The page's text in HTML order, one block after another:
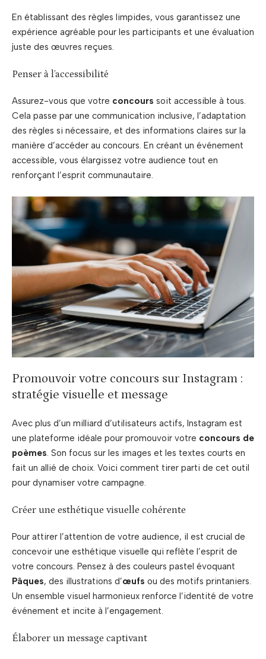
En établissant des règles limpides, vous garantissez une
expérience agréable pour les participants et une évaluation
juste des œuvres reçues.
Penser à l’accessibilité
Assurez-vous que votre concours soit accessible à tous.
Cela passe par une communication inclusive, l’adaptation
des règles si nécessaire, et des informations claires sur la
manière d’accéder au concours. En créant un événement
accessible, vous élargissez votre audience tout en
renforçant l’esprit communautaire.
Promouvoir votre concours sur Instagram :
stratégie visuelle et message
Avec plus d’un milliard d’utilisateurs actifs, Instagram est
une plateforme idéale pour promouvoir votre concours de
poèmes. Son focus sur les images et les textes courts en
fait un allié de choix. Voici comment tirer parti de cet outil
pour dynamiser votre campagne.
Créer une esthétique visuelle cohérente
Pour attirer l’attention de votre audience, il est crucial de
concevoir une esthétique visuelle qui reflète l’esprit de
votre concours. Pensez à des couleurs pastel évoquant
Pâques, des illustrations d’œufs ou des motifs printaniers.
Un ensemble visuel harmonieux renforce l’identité de votre
événement et incite à l’engagement.
Élaborer un message captivant